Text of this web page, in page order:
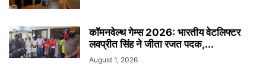
कॉमनवेल्थ गेम्स 2026: भारतीय वेटलिफ्टर
लवप्रीत सिंह ने जीता रजत पदक,...
August 1, 2026